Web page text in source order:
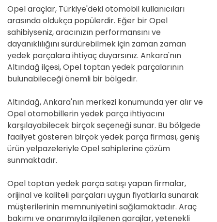
Opel araçlar, Türkiye'deki otomobil kullanıcıları
arasında oldukça popülerdir. Eğer bir Opel
sahibiyseniz, aracınızın performansını ve
dayanıklılığını sürdürebilmek için zaman zaman
yedek parçalara ihtiyaç duyarsınız. Ankara'nın
Altındağ ilçesi, Opel toptan yedek parçalarının
bulunabileceği önemli bir bölgedir.
Altındağ, Ankara'nın merkezi konumunda yer alır ve
Opel otomobillerin yedek parça ihtiyacını
karşılayabilecek birçok seçeneği sunar. Bu bölgede
faaliyet gösteren birçok yedek parça firması, geniş
ürün yelpazeleriyle Opel sahiplerine çözüm
sunmaktadır.
Opel toptan yedek parça satışı yapan firmalar,
orijinal ve kaliteli parçaları uygun fiyatlarla sunarak
müşterilerinin memnuniyetini sağlamaktadır. Araç
bakımı ve onarımıyla ilgilenen garajlar, yetenekli